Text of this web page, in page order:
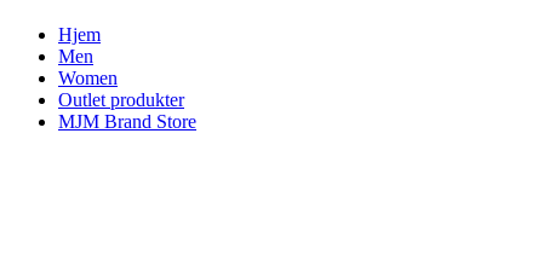
Hjem
Men
Women
Outlet produkter
MJM Brand Store